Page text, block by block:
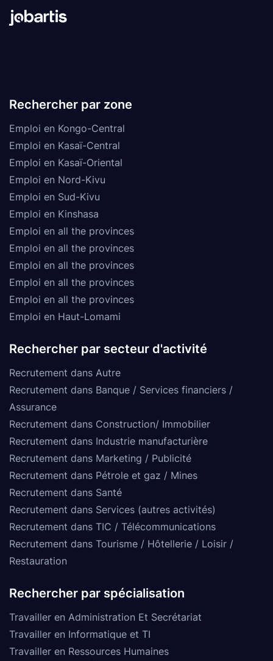
Rechercher par zone
Emploi en Kongo-Central
Emploi en Kasaï-Central
Emploi en Kasaï-Oriental
Emploi en Nord-Kivu
Emploi en Sud-Kivu
Emploi en Kinshasa
Emploi en all the provinces
Emploi en all the provinces
Emploi en all the provinces
Emploi en all the provinces
Emploi en all the provinces
Emploi en Haut-Lomami
Rechercher par secteur d'activité
Recrutement dans Autre
Recrutement dans Banque / Services financiers /
Assurance
Recrutement dans Construction/ Immobilier
Recrutement dans Industrie manufacturière
Recrutement dans Marketing / Publicité
Recrutement dans Pétrole et gaz / Mines
Recrutement dans Santé
Recrutement dans Services (autres activités)
Recrutement dans TIC / Télécommunications
Recrutement dans Tourisme / Hôtellerie / Loisir /
Restauration
Rechercher par spécialisation
Travailler en Administration Et Secrétariat
Travailler en Informatique et TI
Travailler en Ressources Humaines